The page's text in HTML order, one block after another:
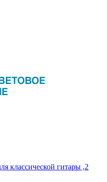
классической гитары ,2